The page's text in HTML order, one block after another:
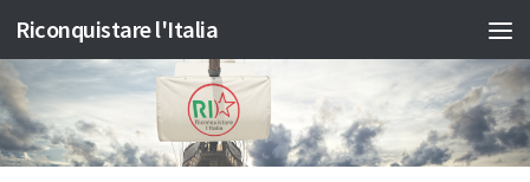
Salta al contenuto
Riconquistare l'Italia